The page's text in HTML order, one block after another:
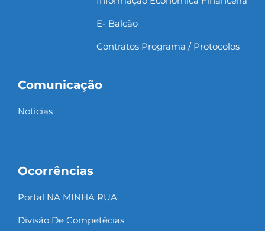
E- Balcão
Contratos Programa / Protocolos
Comunicação
Notícias
Ocorrências
Portal NA MINHA RUA
Divisão De Competêcias